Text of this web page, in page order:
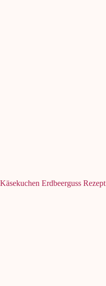
Käsekuchen Erdbeerguss Rezept